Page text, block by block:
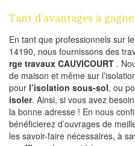
Tant d’avantages à
En tant que professionnels sur
14190, nous fournissons des
rge travaux CAUVICOURT .
de maison et même sur
pour l’isolation sous-sol, ou
isoler. Ainsi, si vous avez besoin
la bonne adresse ! En nous
bénéficierez d’ouvrages de
les savoir-faire nécessaires, à